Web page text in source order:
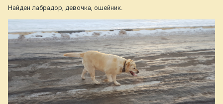
Найден лабрадор, девочка, ошейник.